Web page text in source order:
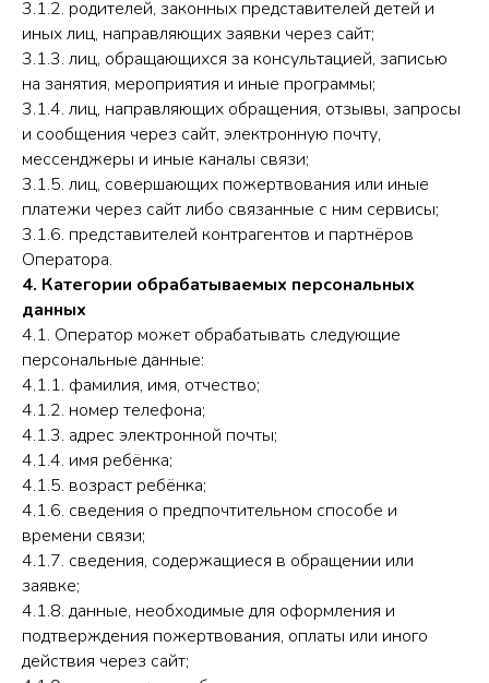
3.1.2. родителей, законных представителей детей и
иных лиц, направляющих заявки через сайт;
3.1.3. лиц, обращающихся за консультацией, записью
на занятия, мероприятия и иные программы;
3.1.4. лиц, направляющих обращения, отзывы, запросы
и сообщения через сайт, электронную почту,
мессенджеры и иные каналы связи;
3.1.5. лиц, совершающих пожертвования или иные
платежи через сайт либо связанные с ним сервисы;
3.1.6. представителей контрагентов и партнёров
Оператора.
4. Категории обрабатываемых персональных
данных
4.1. Оператор может обрабатывать следующие
персональные данные:
4.1.1. фамилия, имя, отчество;
4.1.2. номер телефона;
4.1.3. адрес электронной почты;
4.1.4. имя ребёнка;
4.1.5. возраст ребёнка;
4.1.6. сведения о предпочтительном способе и
времени связи;
4.1.7. сведения, содержащиеся в обращении или
заявке;
4.1.8. данные, необходимые для оформления и
подтверждения пожертвования, оплаты или иного
действия через сайт;